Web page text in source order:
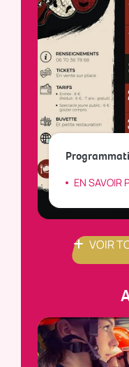
EN SAVOIR
VOIR